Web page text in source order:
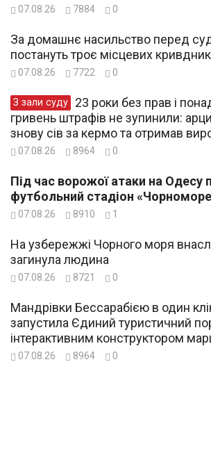
07.08.26 7884 0
За домашнє насильство перед
постануть троє місцевих
07.08.26 7722 0
З зали суду
гривень штрафів не зупинили:
знову сів за кермо та отримав
07.08.26 8964 0
Під час ворожої атаки на
футбольний стадіон
07.08.26 8910 1
На узбережжі Чорного моря
загинула людина
07.08.26 8721 0
Мандрівки Бессарабією в один
запустила Єдиний туристичний
інтерактивним конструктором
07.08.26 8964 0